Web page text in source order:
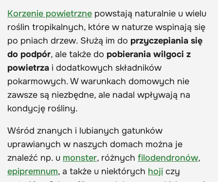
Korzenie powietrzne powstają naturalnie u wielu
roślin tropikalnych, które w naturze wspinają się
po pniach drzew. Służą im do przyczepiania się
do podpór, ale także do pobierania wilgoci z
powietrza i dodatkowych składników
pokarmowych. W warunkach domowych nie
zawsze są niezbędne, ale nadal wpływają na
kondycję rośliny.
Wśród znanych i lubianych gatunków
uprawianych w naszych domach można je
znaleźć np. u monster, różnych filodendronów,
epipremnum, a także u niektórych hoji czy